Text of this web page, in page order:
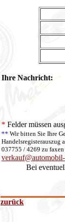
Ihre Nachricht:
* Felder müssen
** Wir bitten Sie Ihre
Handelsregisterauszug
037755 / 4269 zu
Bei
zurück